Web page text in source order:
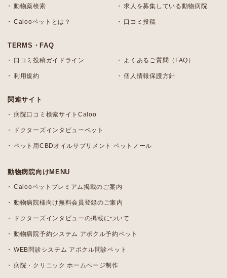
動物薬検索 求人を募集している動物病院
Calooペットとは？ 口コミ投稿
TERMS・FAQ
口コミ投稿ガイドライン よくあるご質問（FAQ）
利用規約 個人情報保護方針
関連サイト
病院口コミ検索サイトCaloo
ドクターズインタビューペット
ペット用CBDオイルサプリメント ペットノール
動物病院向けMENU
Calooペットプレミアム掲載のご案内
動物病院様向け無料会員登録のご案内
ドクターズインタビューの掲載について
動物病院予約システム アポクル予約ペット
WEB問診システム アポクル問診ペット
病院・クリニック ホームページ制作